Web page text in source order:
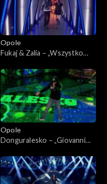
Opole
Fukaj & Zalia – „Wszystko
Koncert „Hip-hop. Jedno
podwórko 2”
Opole
Donguralesko – „Giovanni
„Hip-hop. Jedno podwórko